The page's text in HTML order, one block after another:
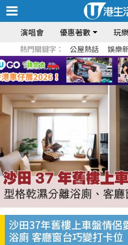
演唱會 優惠著數 玩
熱門關鍵字： 公屋熱話 娛樂
沙田37年舊樓上車盤情侶
浴廁 客廳窗台巧變打卡位